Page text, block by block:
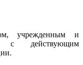
учрежденным и
с действующим